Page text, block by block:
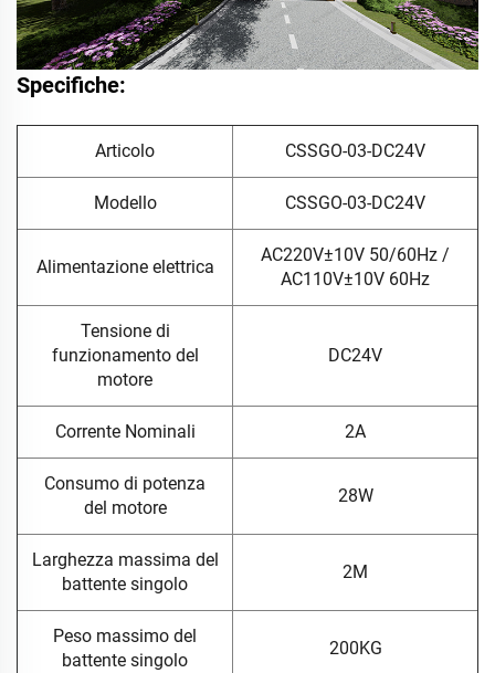
Specifiche:
Articolo CSSGO-03-DC24V
Modello CSSGO-03-DC24V
Alimentazione elettrica
AC220V±10V 50/60Hz /
AC110V±10V 60Hz
Tensione di
funzionamento del
motore
DC24V
Corrente Nominali 2A
Consumo di potenza
del motore
28W
Larghezza massima del
battente singolo
2M
Peso massimo del
battente singolo
200KG